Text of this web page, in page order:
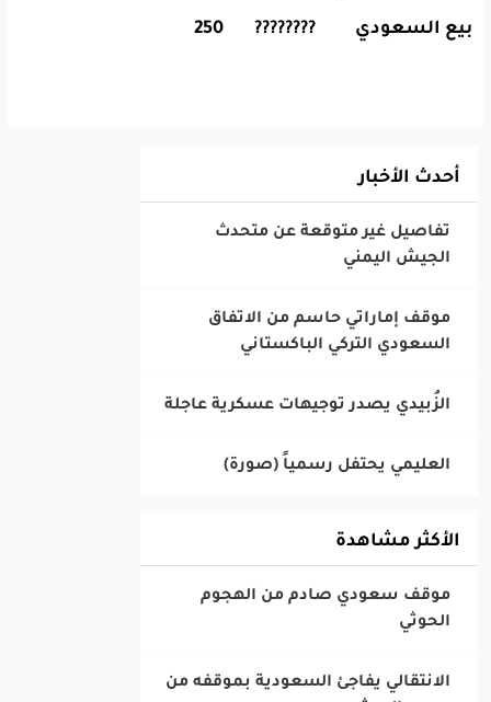
بيع السعودي ???????? 250
أحدث الأخبار
‎تفاصيل غير متوقعة عن متحدث
الجيش اليمني
‎موقف إماراتي حاسم من الاتفاق
السعودي التركي الباكستاني
الأكثر مشاهدة
‎موقف سعودي صادم من الهجوم
الحوثي
‎الانتقالي يفاجئ السعودية بموقفه من